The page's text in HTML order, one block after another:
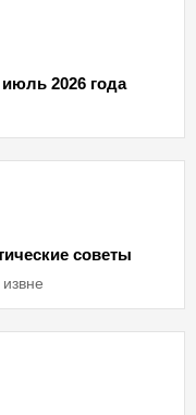
2026 года
советы